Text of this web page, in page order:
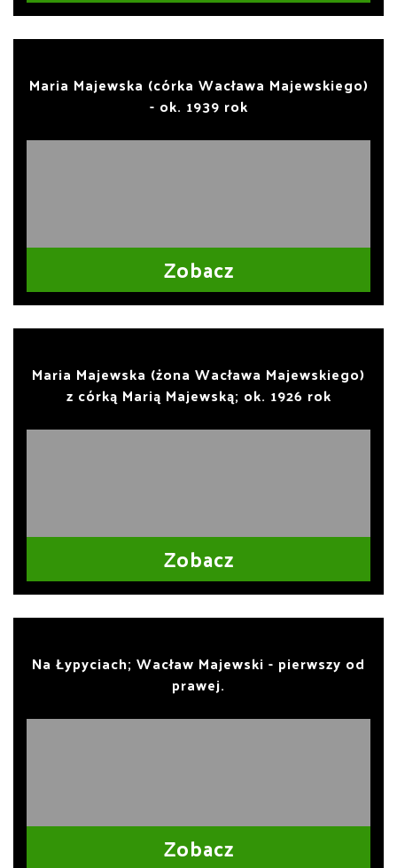
Maria Majewska (córka Wacława Majewskiego)
- ok. 1939 rok
Zobacz
Maria Majewska (żona Wacława Majewskiego)
z córką Marią Majewską; ok. 1926 rok
Zobacz
Na Łypyciach; Wacław Majewski - pierwszy od
prawej.
Zobacz